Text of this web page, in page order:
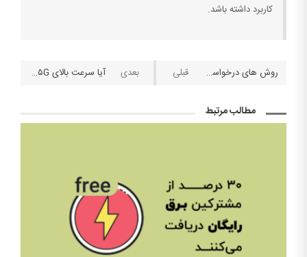
کاربرد داشته باشد.
روش های درخواست و ارسال شارژ اضطراری همراه اول، ایرانسل و رایتل آیا سرعت بالای ۵G ارزش به خطر انداختن سلامتی ما را دارد؟
مطالب مرتبط